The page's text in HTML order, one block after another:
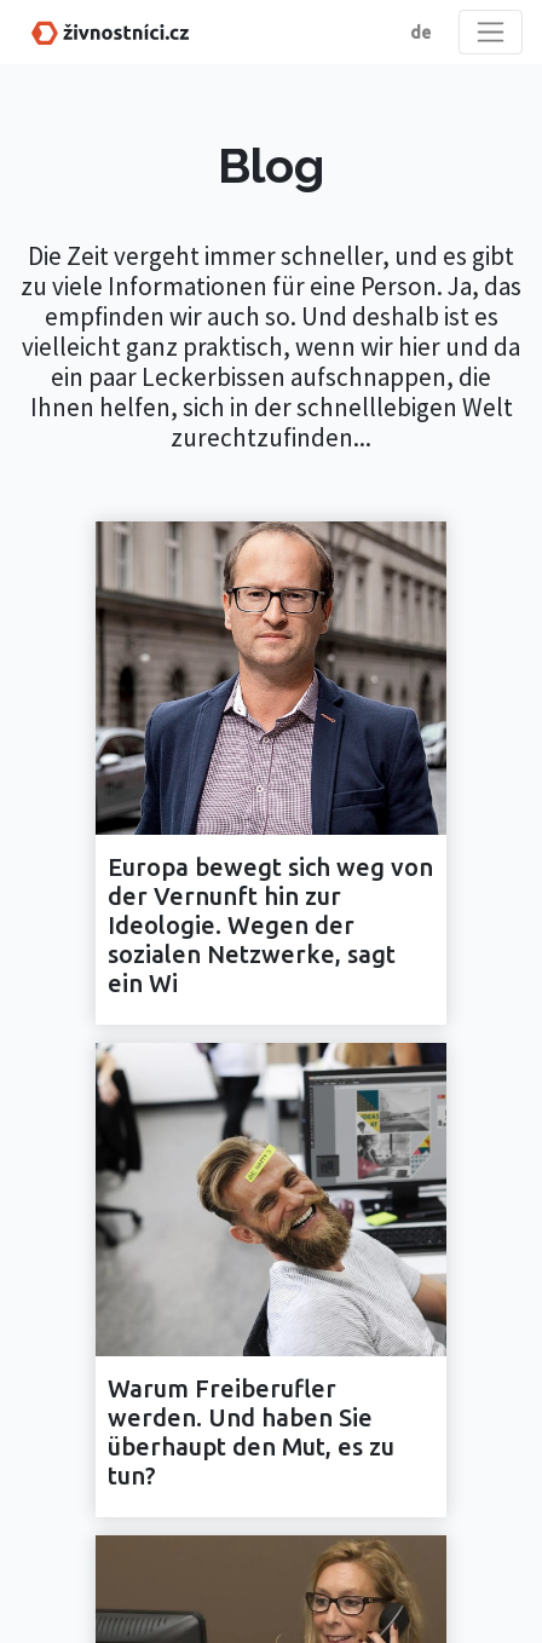
de
Blog
Die Zeit vergeht immer schneller, und es gibt
zu viele Informationen für eine Person. Ja, das
empfinden wir auch so. Und deshalb ist es
vielleicht ganz praktisch, wenn wir hier und da
ein paar Leckerbissen aufschnappen, die
Ihnen helfen, sich in der schnelllebigen Welt
zurechtzufinden...
Europa bewegt sich weg von
der Vernunft hin zur
Ideologie. Wegen der
sozialen Netzwerke, sagt
ein Wi
Warum Freiberufler
werden. Und haben Sie
überhaupt den Mut, es zu
tun?